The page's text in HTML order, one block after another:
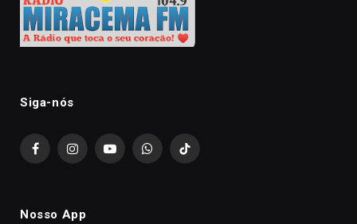
Siga-nós
FacebookInstagramYouTubeWhatsAppTikTok
Nosso App